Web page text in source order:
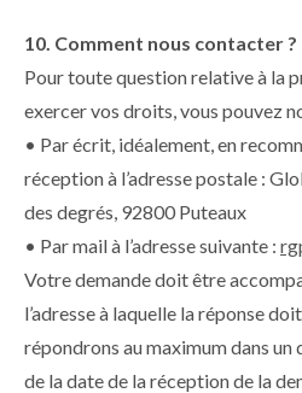
10. Comment nous contacter ?
Pour toute question relative à la
exercer vos droits, vous pouvez
• Par écrit, idéalement, en
réception à l’adresse postale :
des degrés, 92800 Puteaux
• Par mail à l’adresse suivante :
Votre demande doit être
l’adresse à laquelle la réponse
répondrons au maximum dans un
de la date de la réception de la